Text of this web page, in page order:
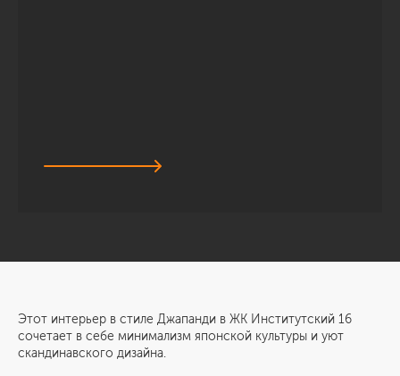
Этот интерьер в стиле Джапанди в ЖК Институтский 16
сочетает в себе минимализм японской культуры и уют
скандинавского дизайна.